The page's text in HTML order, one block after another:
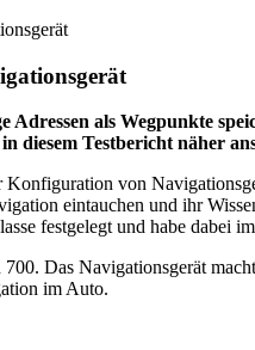
als Wegpunkte
diesem Testbericht näher
von
eintauchen und ihr
festgelegt und habe dabei
Das Navigationsgerät
im Auto.